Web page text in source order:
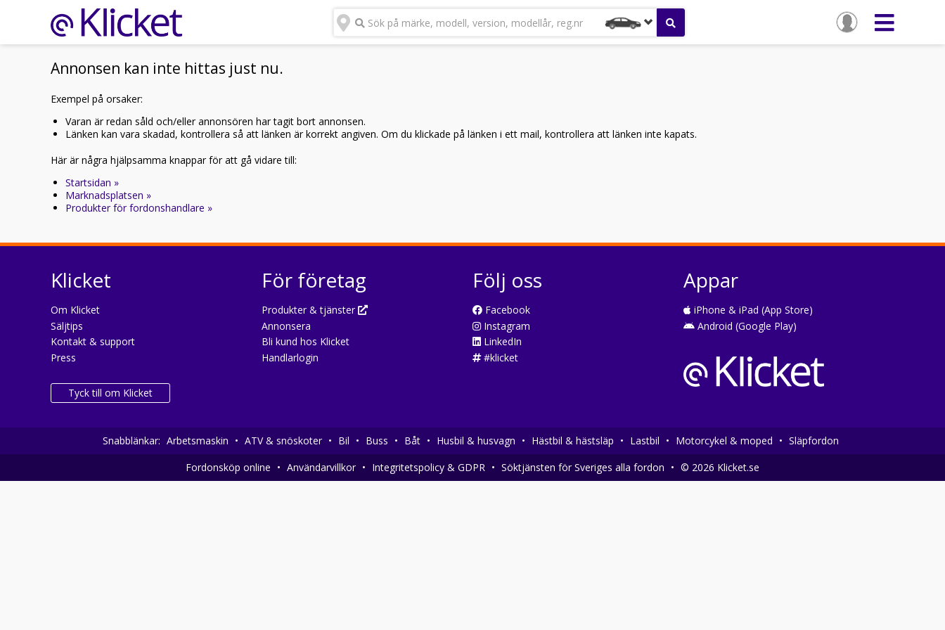
Sök på märke, modell, version, modellår, reg.nr
Annonsen kan inte hittas just nu.
Exempel på orsaker:
Varan är redan såld och/eller annonsören har tagit bort annonsen.
Länken kan vara skadad, kontrollera så att länken är korrekt angiven. Om du klickade på länken i ett mail, kontrollera att länken inte kapats.
Här är några hjälpsamma knappar för att gå vidare till:
Startsidan »
Marknadsplatsen »
Produkter för fordonshandlare »
Klicket
Om Klicket
Säljtips
Kontakt & support
Press
Tyck till om Klicket
För företag
Produkter & tjänster
Annonsera
Bli kund hos Klicket
Handlarlogin
Följ oss
Facebook
Instagram
LinkedIn
#klicket
Appar
iPhone & iPad (App Store)
Android (Google Play)
Snabblänkar: Arbetsmaskin • ATV & snöskoter • Bil • Buss • Båt • Husbil & husvagn • Hästbil & hästsläp • Lastbil • Motorcykel & moped • Släpfordon
Fordonsköp online • Användarvillkor • Integritetspolicy & GDPR • Söktjänsten för Sveriges alla fordon • © 2026 Klicket.se